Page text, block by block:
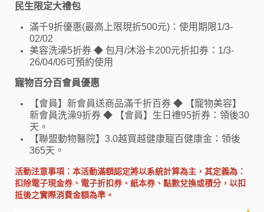
民生限定大禮包
滿千9折優惠(最高上限現折500元)：使用期限1/3-
02/02
美容洗澡5折券 ◆ 包月/沐浴卡200元折扣券：1/3-
26/04/06可預約使用
寵物百分百會員優惠
【會員】新會員送商品滿千折百券 ◆ 【寵物美容】
新會員洗澡9折券 ◆ 【會員】生日禮95折券：領後30
天。
【聯盟動物醫院】3.0越買越健康寵百健康金：領後
365天。
活動注意事項：本活動滿額認定將以系統計算為主，其定義為：
扣除電子現金券、電子折扣券、紙本券、點數兌換或積分，以扣
抵後之實際消費金額為準。